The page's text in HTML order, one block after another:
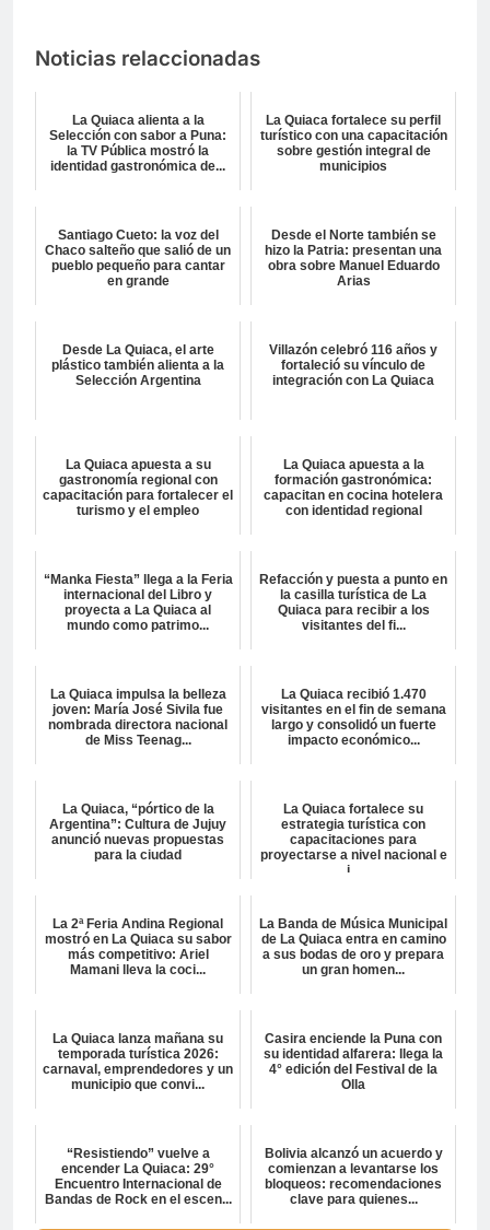
Noticias relaccionadas
La Quiaca alienta a la
Selección con sabor a Puna:
la TV Pública mostró la
identidad gastronómica de...
La Quiaca fortalece su perfil
turístico con una capacitación
sobre gestión integral de
municipios
Santiago Cueto: la voz del
Chaco salteño que salió de un
pueblo pequeño para cantar
en grande
Desde el Norte también se
hizo la Patria: presentan una
obra sobre Manuel Eduardo
Arias
Desde La Quiaca, el arte
plástico también alienta a la
Selección Argentina
Villazón celebró 116 años y
fortaleció su vínculo de
integración con La Quiaca
La Quiaca apuesta a su
gastronomía regional con
capacitación para fortalecer el
turismo y el empleo
La Quiaca apuesta a la
formación gastronómica:
capacitan en cocina hotelera
con identidad regional
“Manka Fiesta” llega a la Feria
internacional del Libro y
proyecta a La Quiaca al
mundo como patrimo...
Refacción y puesta a punto en
la casilla turística de La
Quiaca para recibir a los
visitantes del fi...
La Quiaca impulsa la belleza
joven: María José Sivila fue
nombrada directora nacional
de Miss Teenag...
La Quiaca recibió 1.470
visitantes en el fin de semana
largo y consolidó un fuerte
impacto económico...
La Quiaca, “pórtico de la
Argentina”: Cultura de Jujuy
anunció nuevas propuestas
para la ciudad
La Quiaca fortalece su
estrategia turística con
capacitaciones para
proyectarse a nivel nacional e
i...
La 2ª Feria Andina Regional
mostró en La Quiaca su sabor
más competitivo: Ariel
Mamani lleva la coci...
La Banda de Música Municipal
de La Quiaca entra en camino
a sus bodas de oro y prepara
un gran homen...
La Quiaca lanza mañana su
temporada turística 2026:
carnaval, emprendedores y un
municipio que convi...
Casira enciende la Puna con
su identidad alfarera: llega la
4° edición del Festival de la
Olla
“Resistiendo” vuelve a
encender La Quiaca: 29°
Encuentro Internacional de
Bandas de Rock en el escen...
Bolivia alcanzó un acuerdo y
comienzan a levantarse los
bloqueos: recomendaciones
clave para quienes...